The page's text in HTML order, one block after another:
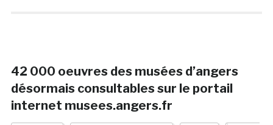
42 000 oeuvres des musées d’angers
désormais consultables sur le portail
internet musees.angers.fr